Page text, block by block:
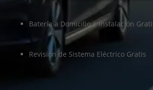
Batería a Domicilio e Instalación
Revisión de Sistema Eléctrico Gratis